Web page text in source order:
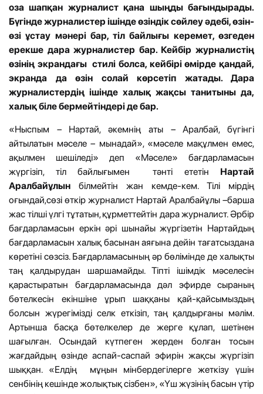
оза шапқан журналист қана шыңды бағындырады.
Бүгінде журналистер ішінде өзіндік сөйлеу әдебі, өзін-
өзі ұстау мәнері бар, тіл байлығы керемет, өзгеден
ерекше дара журналистер бар. Кейбір журналистің
өзінің экрандағы стилі болса, кейбірі өмірде қандай,
экранда да өзін солай көрсетіп жатады. Дара
журналистердің ішінде халық жақсы танитыны да,
халық біле бермейтіндері де бар.
«Ныспым – Нартай, әкемнің аты – Аралбай, бүгінгі
айтылатын мәселе – мынадай», «мәселе мақұлмен емес,
ақылмен шешіледі» деп «Мәселе» бағдарламасын
жүргізіп, тіл байлығымен тәнті ететін Нартай
Аралбайұлын білмейтін жан кемде-кем. Тілі мірдің
оғындай,сөзі өткір журналист Нартай Аралбайұлы –барша
жас тілші үлгі тұтатын, құрметтейтін дара журналист. Әрбір
бағдарламасын еркін әрі шынайы жүргізетін Нартайдың
бағдарламасын халық басынан аяғына дейін тағатсыздана
көретіні сөзсіз. Бағдарламасының әр бөлімінде де халықты
таң қалдырудан шаршамайды. Тіпті ішімдік мәселесін
қарастыратын бағдарламасында дәл эфирде сыраның
бөтелкесін екіншіне ұрып шаққаны қай-қайсымыздың
болсын жүрегімізді селк еткізіп, таң қалдырғаны мәлім.
Артынша басқа бөтелкелер де жерге құлап, шетінен
шағылған. Осындай күтпеген жерден болған тосын
жағдайдың өзінде аспай-саспай эфирін жақсы жүргізіп
шыққан. «Елдің мұңын мінбердегілерге жеткізу үшін
сенбінің кешінде жолықтық сізбен», «Үш жүзінің басын үтір